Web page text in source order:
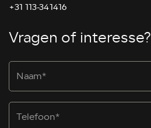
+31 113-341416
Vragen of interesse?